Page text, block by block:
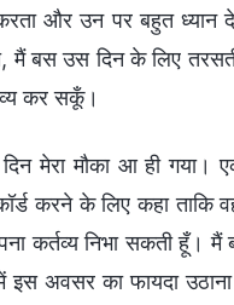
और उन पर बहुत ध्यान
मैं बस उस दिन के लिए
कर सकूँ।
मेरा मौका आ ही गया।
करने के लिए कहा
कर्तव्य निभा सकती हूँ।
अवसर का फायदा